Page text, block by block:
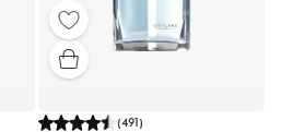
(491)